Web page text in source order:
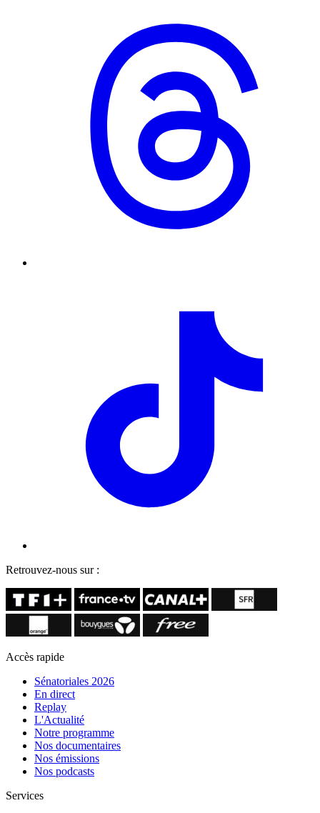
Retrouvez-nous sur :
Accès rapide
Sénatoriales 2026
En direct
Replay
L'Actualité
Notre programme
Nos documentaires
Nos émissions
Nos podcasts
Services